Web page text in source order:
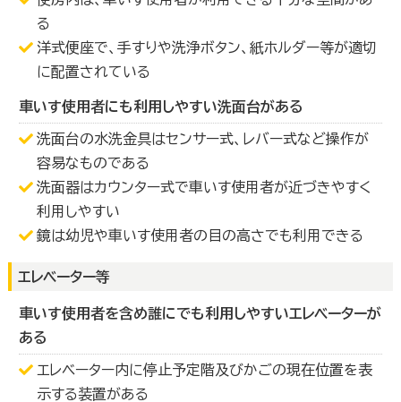
る
洋式便座で、手すりや洗浄ボタン、紙ホルダー等が適切
に配置されている
車いす使用者にも利用しやすい洗面台がある
洗面台の水洗金具はセンサー式、レバー式など操作が
容易なものである
洗面器はカウンター式で車いす使用者が近づきやすく
利用しやすい
鏡は幼児や車いす使用者の目の高さでも利用できる
エレベーター等
車いす使用者を含め誰にでも利用しやすいエレベーターが
ある
エレベーター内に停止予定階及びかごの現在位置を表
示する装置がある